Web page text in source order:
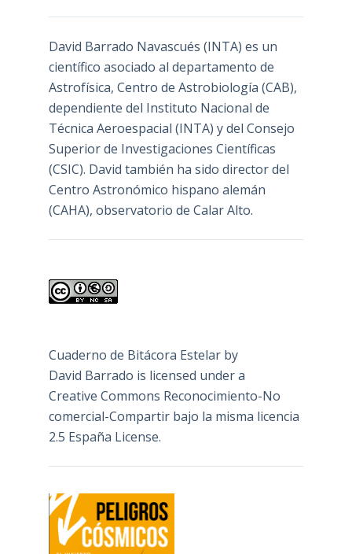
David Barrado Navascués (INTA) es un
científico asociado al departamento de
Astrofísica, Centro de Astrobiología (CAB),
dependiente del Instituto Nacional de
Técnica Aeroespacial (INTA) y del Consejo
Superior de Investigaciones Científicas
(CSIC). David también ha sido director del
Centro Astronómico hispano alemán
(CAHA), observatorio de Calar Alto.
Cuaderno de Bitácora Estelarby
David Barrado is licensed under a
Creative Commons Reconocimiento-No
comercial-Compartir bajo la misma licencia
2.5 España License.